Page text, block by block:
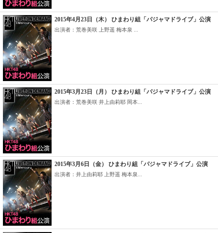
2015年4月23日（木） ひまわり組「パジャマドライブ」公演
出演者：荒巻美咲 上野遥 梅本泉 ...
2015年3月23日（月） ひまわり組「パジャマドライブ」公演
出演者：荒巻美咲 井上由莉耶 岡本...
2015年3月6日（金） ひまわり組「パジャマドライブ」公演
出演者：井上由莉耶 上野遥 梅本泉...